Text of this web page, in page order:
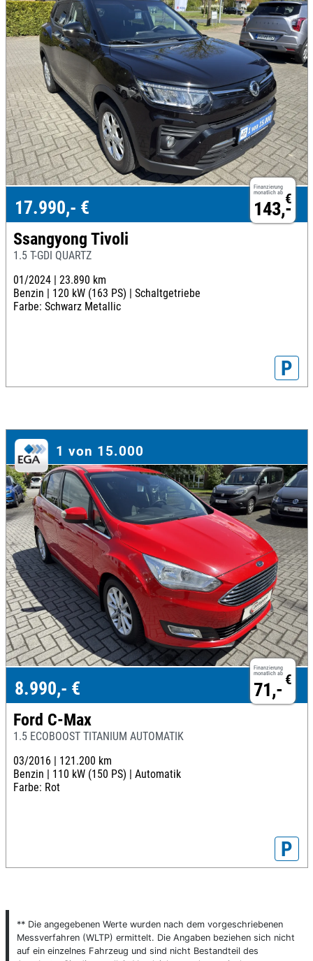
Finanzierung
monatlich ab €
143,-
17.990,- €
Ssangyong Tivoli
1.5 T-GDI QUARTZ
01/2024 | 23.890 km
Benzin | 120 kW (163 PS) | Schaltgetriebe
Farbe: Schwarz Metallic
P
1 von 15.000
Finanzierung
monatlich ab €
71,-
8.990,- €
Ford C-Max
1.5 ECOBOOST TITANIUM AUTOMATIK
03/2016 | 121.200 km
Benzin | 110 kW (150 PS) | Automatik
Farbe: Rot
P
** Die angegebenen Werte wurden nach dem vorgeschriebenen
Messverfahren (WLTP) ermittelt. Die Angaben beziehen sich nicht
auf ein einzelnes Fahrzeug und sind nicht Bestandteil des